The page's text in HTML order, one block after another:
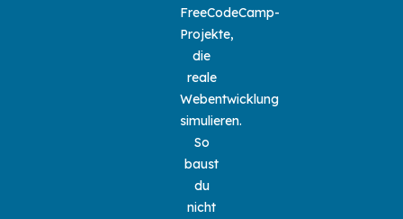
FreeCodeCamp-
Projekte,
die
reale
Webentwicklung
simulieren.
So
baust
du
nicht